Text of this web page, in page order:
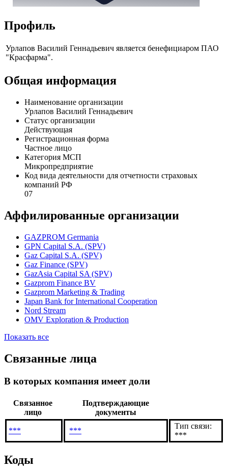
Профиль
Урлапов Василий Геннадьевич является бенефициаром ПАО
"Красфарма".
Общая информация
Наименование организации
Урлапов Василий Геннадьевич
Статус организации
Действующая
Регистрационная форма
Частное лицо
Категория МСП
Микропредприятие
Код вида деятельности для отчетности страховых
компаний РФ
07
Аффилированные организации
GAZPROM Germania
GPN Capital S.A. (SPV)
Gaz Capital S.A. (SPV)
Gaz Finance (SPV)
GazAsia Capital SA (SPV)
Gazprom Finance BV
Gazprom Marketing & Trading
Japan Bank for International Cooperation
Nord Stream
OMV Exploration & Production
Показать все
Связанные лица
В которых компания имеет доли
Связанное
лицо
Подтверждающие
документы
*** ***
Тип связи:
***
Коды